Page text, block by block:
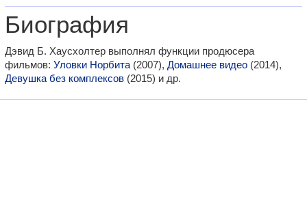
Биография
Дэвид Б. Хаусхолтер выполнял функции продюсера
фильмов: Уловки Норбита (2007), Домашнее видео (2014),
Девушка без комплексов (2015) и др.